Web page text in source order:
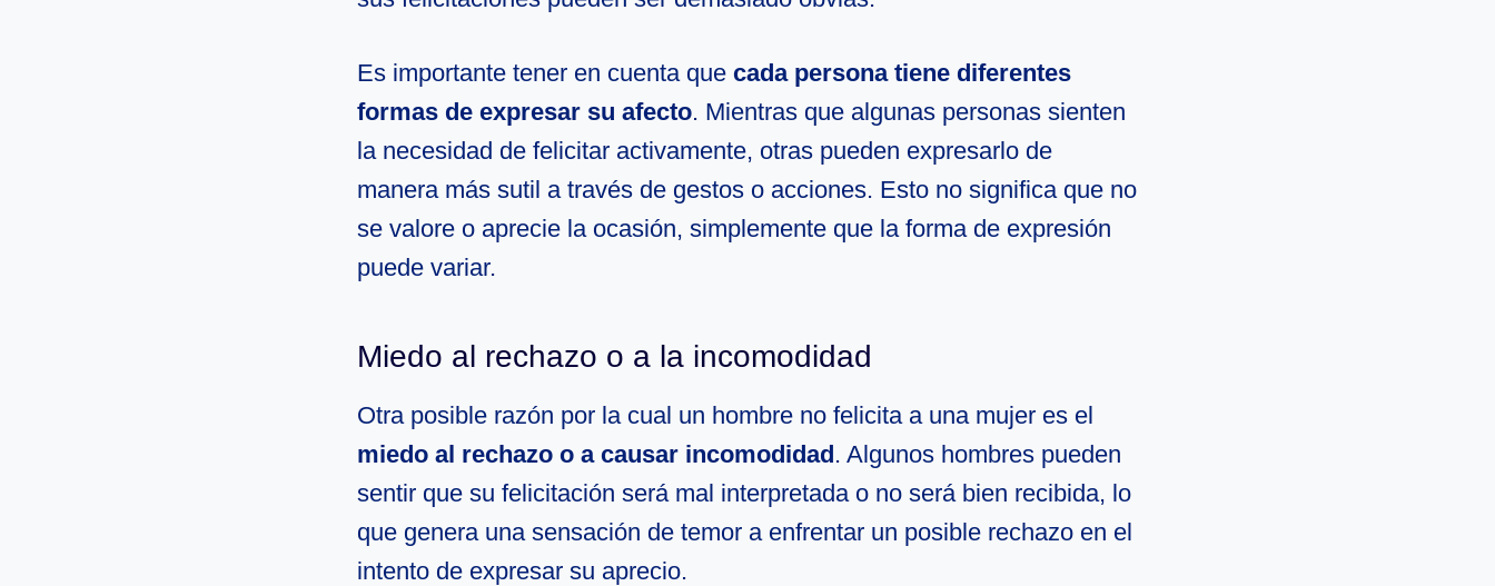
Es importante tener en cuenta que cada persona tiene diferentes
formas de expresar su afecto. Mientras que algunas personas sienten
la necesidad de felicitar activamente, otras pueden expresarlo de
manera más sutil a través de gestos o acciones. Esto no significa que no
se valore o aprecie la ocasión, simplemente que la forma de expresión
puede variar.
Miedo al rechazo o a la incomodidad
Otra posible razón por la cual un hombre no felicita a una mujer es el
miedo al rechazo o a causar incomodidad. Algunos hombres pueden
sentir que su felicitación será mal interpretada o no será bien recibida, lo
que genera una sensación de temor a enfrentar un posible rechazo en el
intento de expresar su aprecio.